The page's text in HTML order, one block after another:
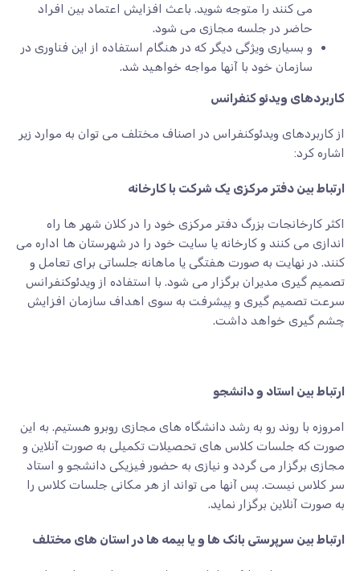
می کنند را متوجه شوید. باعث افزایش اعتماد بین افراد
حاضر در جلسه مجازی می شود.
و بسیاری ویژگی دیگر که در هنگام استفاده از این فناوری در
سازمان خود با آنها مواجه خواهید شد.
کاربردهای ویدئو کنفرانس
از کاربردهای ویدئوکنفراس در اصناف مختلف می توان به موارد زیر
اشاره کرد:
ارتباط بین دفتر مرکزی یک شرکت با کارخانه
اکثر کارخانجات بزرگ دفتر مرکزی خود را در کلان شهر ها راه
اندازی می کنند و کارخانه یا سایت خود را در شهرستان ها اداره می
کنند. در نهایت به صورت هفتگی یا ماهانه جلساتی برای تعامل و
تصمیم گیری مدیران برگزار می شود. با استفاده از ویدئوکنفرانس
سرعت تصمیم گیری و پیشرفت به سوی اهداف سازمان افزایش
چشم گیری خواهد داشت.
ارتباط بین استاد و دانشجو
امروزه با روند رو به رشد دانشگاه های مجازی روبرو هستیم. به این
صورت که جلسات کلاس های تحصیلات تکمیلی به صورت آنلاین و
مجازی برگزار می گردد و نیازی به حضور فیزیکی دانشجو و استاد
سر کلاس نیست. پس آنها می تواند از هر مکانی جلسات کلاس را
به صورت آنلاین برگزار نماید.
ارتباط بین سرپرستی بانک ها و یا بیمه ها در استان های مختلف